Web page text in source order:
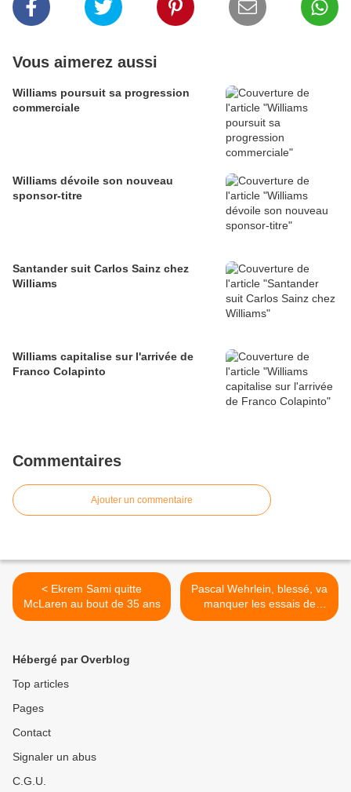
Vous aimerez aussi
Williams poursuit sa progression
commerciale
Williams dévoile son nouveau
sponsor-titre
Santander suit Carlos Sainz chez
Williams
Williams capitalise sur l'arrivée de
Franco Colapinto
Commentaires
Ajouter un commentaire
< Ekrem Sami quitte
McLaren au bout de 35 ans
Pascal Wehrlein, blessé, va
manquer les essais de
Barcelone >
Hébergé par Overblog
Top articles
Pages
Contact
Signaler un abus
C.G.U.